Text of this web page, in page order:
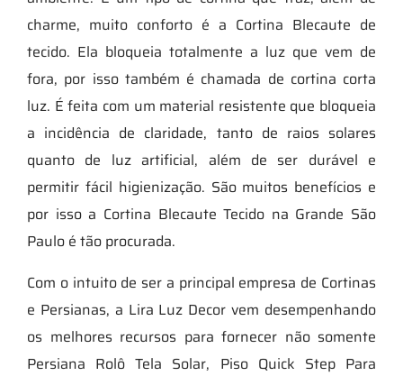
charme, muito conforto é a Cortina Blecaute de
tecido. Ela bloqueia totalmente a luz que vem de
fora, por isso também é chamada de cortina corta
luz. É feita com um material resistente que bloqueia
a incidência de claridade, tanto de raios solares
quanto de luz artificial, além de ser durável e
permitir fácil higienização. São muitos benefícios e
por isso a Cortina Blecaute Tecido na Grande São
Paulo é tão procurada.
Com o intuito de ser a principal empresa de Cortinas
e Persianas, a Lira Luz Decor vem desempenhando
os melhores recursos para fornecer não somente
Persiana Rolô Tela Solar, Piso Quick Step Para